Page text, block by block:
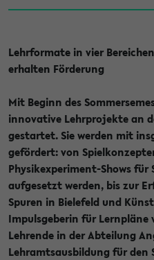
Lehrformate in vier
erhalten Förderung
Mit Beginn des
innovative Lehrprojekte an
gestartet. Sie werden mit
gefördert: von
Physikexperiment-Shows für
aufgesetzt werden, bis zur
Spuren in Bielefeld und
Impulsgeberin für Lernpläne
Lehrende in der Abteilung
Lehramtsausbildung für